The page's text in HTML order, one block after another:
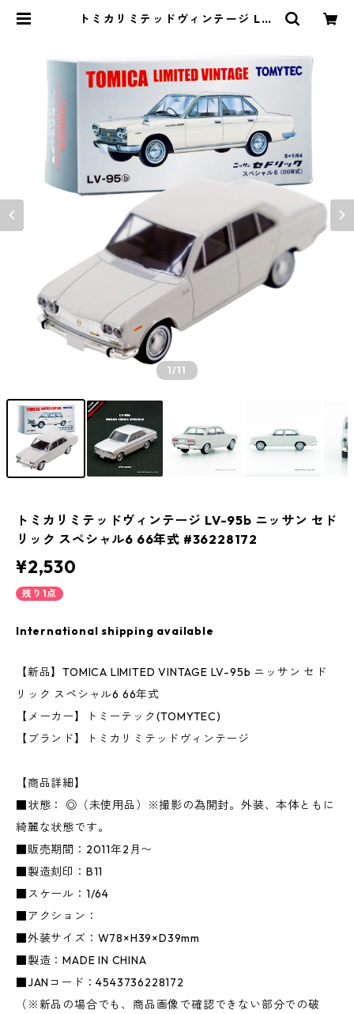
トミカリミテッドヴィンテージ LV-
1/11
トミカリミテッドヴィンテージ LV-95b ニッサン セド
リック スペシャル6 66年式 #36228172
¥2,530
残り1点
International shipping available
【新品】TOMICA LIMITED VINTAGE LV-95b ニッサン セド
リック スペシャル6 66年式
【メーカー】トミーテック(TOMYTEC)
【ブランド】トミカリミテッドヴィンテージ
【商品詳細】
■状態： ◎（未使用品）※撮影の為開封。外装、本体ともに
綺麗な状態です。
■販売期間：2011年2月〜
■製造刻印：B11
■スケール：1/64
■アクション：
■外装サイズ：W78×H39×D39mm
■製造：MADE IN CHINA
■JANコード：4543736228172
（※新品の場合でも、商品画像で確認できない部分での破